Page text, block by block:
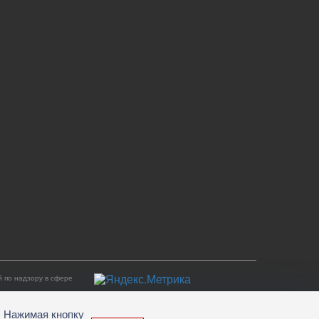
надзору в сфере
Нажимая кнопку